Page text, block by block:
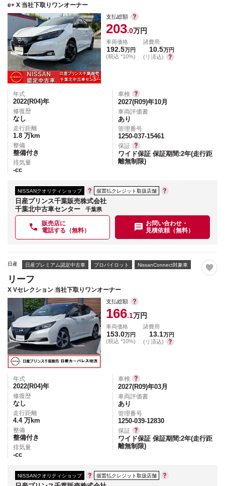
e+ X 当社下取りワンオーナー
支払総額
203.0万円
車両価格
192.5万円
(税込 *10%)
諸費用
10.5万円
(リ済込)
年式
2022(R04)年
修復歴
なし
走行距離
1.8 万km
整備
整備付き
排気量
-cc
車検
2027(R09)年10月
車両評価書
あり
管理番号
1250-037-15461
保証
ワイド保証 保証期間:2年(走行距
離無制限)
NISSANクオリティショップ 据置払クレジット取扱店舗
日産プリンス千葉販売株式会社
千葉北中古車センター
千葉県
販売店に
電話する（無料）
お問い合わせ・
見積依頼（無料）
日産 日産プレミアム認定中古車 プロパイロット NissanConnect対象車
リーフ
X Vセレクション 当社下取りワンオーナー
支払総額
166.1万円
車両価格
153.0万円
(税込 *10%)
諸費用
13.1万円
(リ済込)
年式
2022(R04)年
修復歴
なし
走行距離
4.4 万km
整備
整備付き
排気量
-cc
車検
2027(R09)年03月
車両評価書
あり
管理番号
1250-039-12830
保証
ワイド保証 保証期間:2年(走行距
離無制限)
NISSANクオリティショップ 据置払クレジット取扱店舗